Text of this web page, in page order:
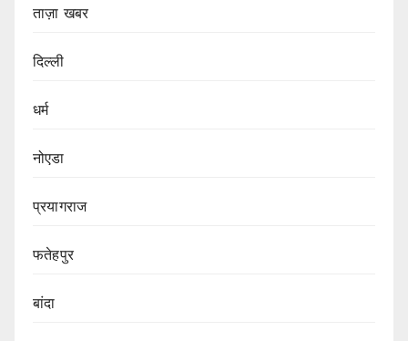
ताज़ा खबर
दिल्ली
धर्म
नोएडा
प्रयागराज
फतेहपुर
बांदा